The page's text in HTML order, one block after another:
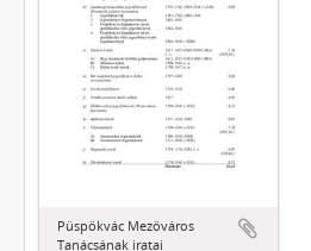
Püspökvác Mezőváros
Tanácsának iratai